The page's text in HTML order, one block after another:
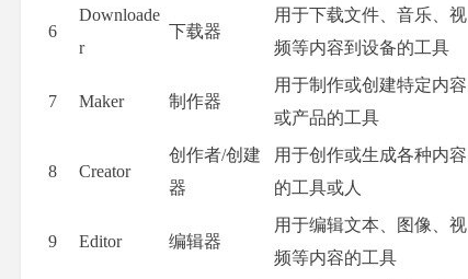
6
Downloade
r
下载器
用于下载文件、音乐、视
频等内容到设备的工具
7 Maker 制作器
用于制作或创建特定内容
或产品的工具
8 Creator
创作者/创建
器
用于创作或生成各种内容
的工具或人
9 Editor 编辑器
用于编辑文本、图像、视
频等内容的工具